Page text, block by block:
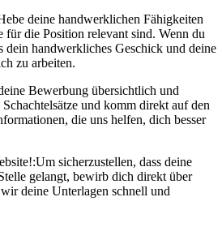
deine handwerklichen Fähigkeiten
für die Position relevant sind. Wenn du
dein handwerkliches Geschick und deine
zu arbeiten.
Bewerbung übersichtlich und
und komm direkt auf den
die uns helfen, dich besser
Um sicherzustellen, dass deine
gelangt, bewirb dich direkt über
deine Unterlagen schnell und